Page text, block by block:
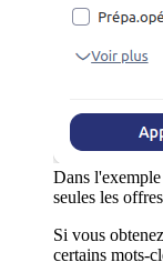
Dans
seules les
Si vous
certains mots-